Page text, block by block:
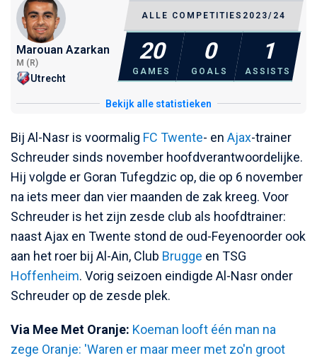
Marouan Azarkan
M (R)
Utrecht
ALLE COMPETITIES 2023/24
20
GAMES
0
GOALS
1
ASSISTS
Bekijk alle statistieken
Bij Al-Nasr is voormalig FC Twente- en Ajax-trainer
Schreuder sinds november hoofdverantwoordelijke.
Hij volgde er Goran Tufegdzic op, die op 6 november
na iets meer dan vier maanden de zak kreeg. Voor
Schreuder is het zijn zesde club als hoofdtrainer:
naast Ajax en Twente stond de oud-Feyenoorder ook
aan het roer bij Al-Ain, Club Brugge en TSG
Hoffenheim. Vorig seizoen eindigde Al-Nasr onder
Schreuder op de zesde plek.
Via Mee Met Oranje: Koeman looft één man na
zege Oranje: 'Waren er maar meer met zo'n groot